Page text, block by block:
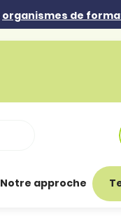
organismes de
Notre approche